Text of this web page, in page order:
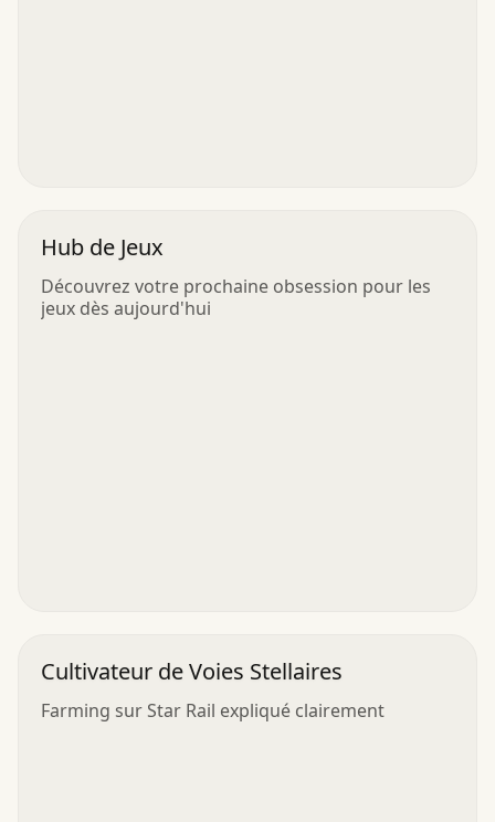
Hub de Jeux
Découvrez votre prochaine obsession pour les
jeux dès aujourd'hui
Cultivateur de Voies Stellaires
Farming sur Star Rail expliqué clairement